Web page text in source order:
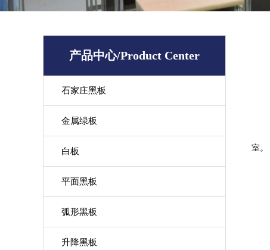
产品中心/Product Center
石家庄黑板
金属绿板
白板
平面黑板
弧形黑板
升降黑板
室。